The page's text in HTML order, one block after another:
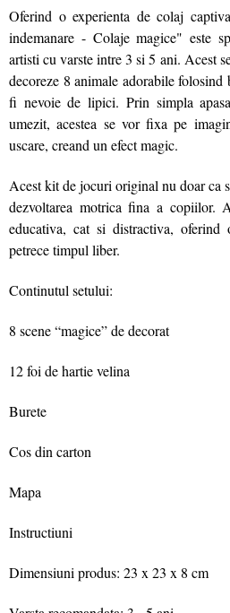
Oferind o experienta de colaj
indemanare - Colaje magice" este
artisti cu varste intre 3 si 5 ani. Acest
decoreze 8 animale adorabile
fi nevoie de lipici. Prin simpla
umezit, acestea se vor fixa pe
uscare, creand un efect magic.
Acest kit de jocuri original nu doar ca
dezvoltarea motrica fina a copiilor.
educativa, cat si distractiva, oferind
petrece timpul liber.
Continutul setului:
8 scene “magice” de decorat
12 foi de hartie velina
Burete
Cos din carton
Mapa
Instructiuni
Dimensiuni produs: 23 x 23 x 8 cm